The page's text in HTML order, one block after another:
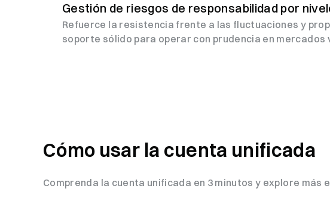
Gestión de riesgos de responsabilidad por
Refuerce la resistencia frente a las fluctuaciones y
soporte sólido para operar con prudencia en mercados
Cómo usar la cuenta unificada
Comprenda la cuenta unificada en 3 minutos y explore